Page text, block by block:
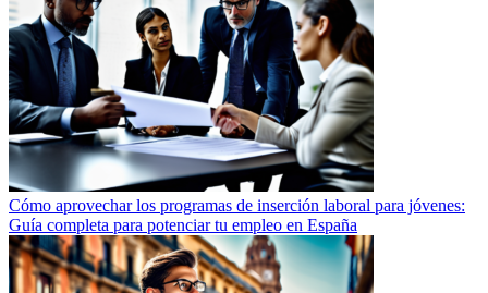
Cómo aprovechar los programas de inserción laboral para jóvenes:
Guía completa para potenciar tu empleo en España